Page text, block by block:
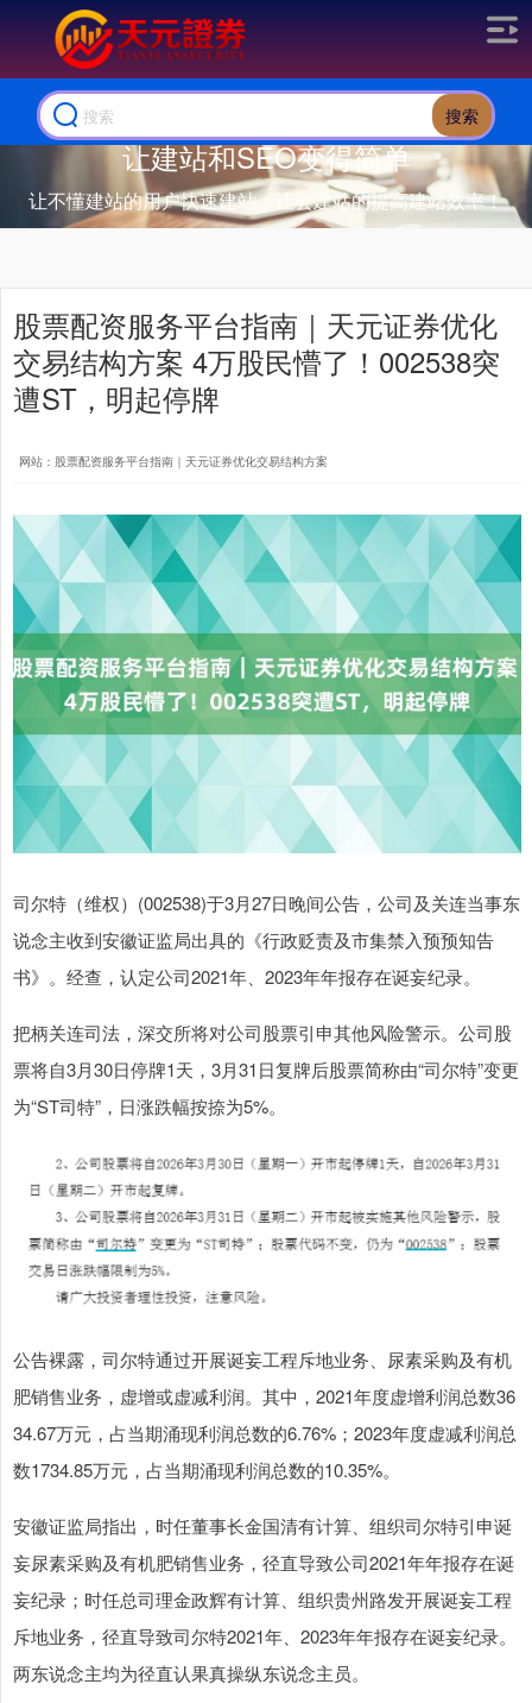
搜索
让建站和SEO变得简单
让不懂建站的用户快速建站，让会建站的提高建站效率！
股票配资服务平台指南｜天元证券优化
交易结构方案 4万股民懵了！002538突
遭ST，明起停牌
网站：股票配资服务平台指南｜天元证券优化交易结构方案
司尔特（维权）(002538)于3月27日晚间公告，公司及关连当事东
说念主收到安徽证监局出具的《行政贬责及市集禁入预预知告
书》。经查，认定公司2021年、2023年年报存在诞妄纪录。
把柄关连司法，深交所将对公司股票引申其他风险警示。公司股
票将自3月30日停牌1天，3月31日复牌后股票简称由“司尔特”变更
为“ST司特”，日涨跌幅按捺为5%。
公告裸露，司尔特通过开展诞妄工程斥地业务、尿素采购及有机
肥销售业务，虚增或虚减利润。其中，2021年度虚增利润总数36
34.67万元，占当期涌现利润总数的6.76%；2023年度虚减利润总
数1734.85万元，占当期涌现利润总数的10.35%。
安徽证监局指出，时任董事长金国清有计算、组织司尔特引申诞
妄尿素采购及有机肥销售业务，径直导致公司2021年年报存在诞
妄纪录；时任总司理金政辉有计算、组织贵州路发开展诞妄工程
斥地业务，径直导致司尔特2021年、2023年年报存在诞妄纪录。
两东说念主均为径直认果真操纵东说念主员。